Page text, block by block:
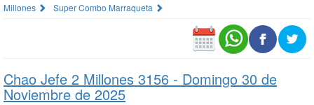
Millones
Super Combo Marraqueta
Chao Jefe 2 Millones 3156 - Domingo 30 de
Noviembre de 2025